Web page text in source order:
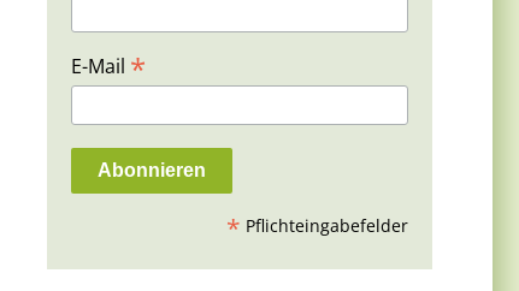
E-Mail *
* Pflichteingabefelder